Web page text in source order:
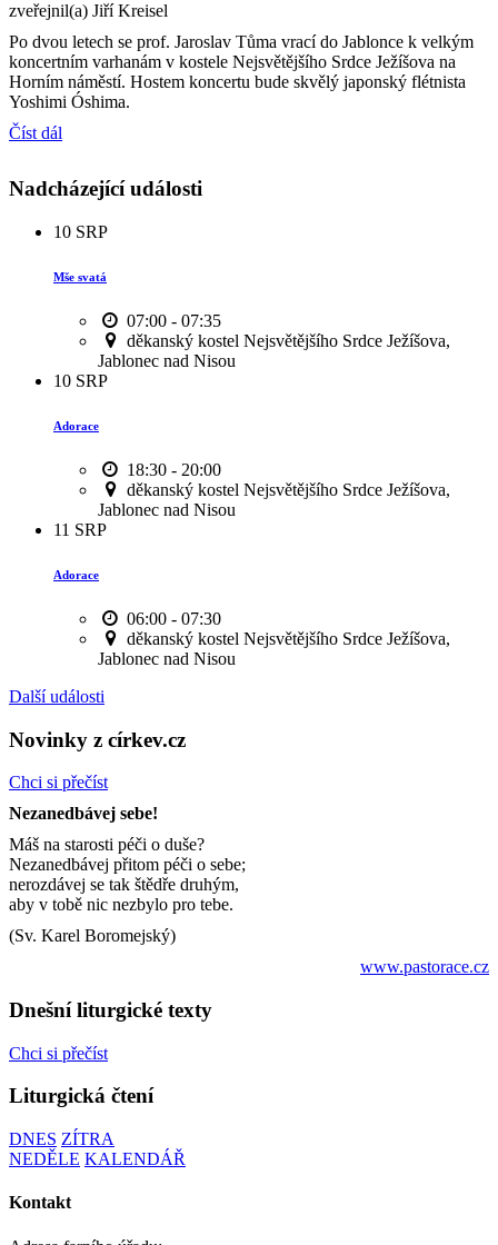
zveřejnil(a) Jiří Kreisel
Po dvou letech se prof. Jaroslav Tůma vrací do Jablonce k velkým
koncertním varhanám v kostele Nejsvětějšího Srdce Ježíšova na
Horním náměstí. Hostem koncertu bude skvělý japonský flétnista
Yoshimi Óshima.
Číst dál
Nadcházející události
10 SRP
Mše svatá
07:00 - 07:35
děkanský kostel Nejsvětějšího Srdce Ježíšova,
Jablonec nad Nisou
10 SRP
Adorace
18:30 - 20:00
děkanský kostel Nejsvětějšího Srdce Ježíšova,
Jablonec nad Nisou
11 SRP
Adorace
06:00 - 07:30
děkanský kostel Nejsvětějšího Srdce Ježíšova,
Jablonec nad Nisou
Další události
Novinky z církev.cz
Chci si přečíst
Nezanedbávej sebe!
Máš na starosti péči o duše?
Nezanedbávej přitom péči o sebe;
nerozdávej se tak štědře druhým,
aby v tobě nic nezbylo pro tebe.
(Sv. Karel Boromejský)
www.pastorace.cz
Dnešní liturgické texty
Chci si přečíst
Liturgická čtení
DNES ZÍTRA
NEDĚLE KALENDÁŘ
Kontakt